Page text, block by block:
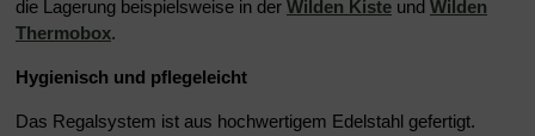
die Lagerung beispielsweise in der Wilden Kiste und Wilden
Thermobox.
Hygienisch und pflegeleicht
Das Regalsystem ist aus hochwertigem Edelstahl gefertigt.